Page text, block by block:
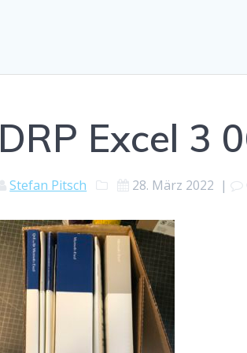
DRP Excel 3
Stefan Pitsch 28. März 2022 |